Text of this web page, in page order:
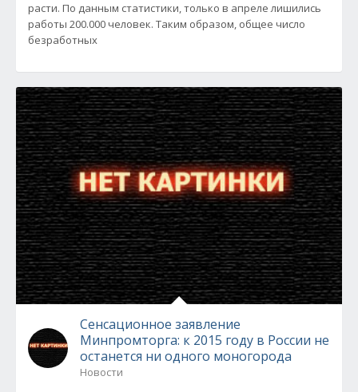
расти. По данным статистики, только в апреле лишились
работы 200.000 человек. Таким образом, общее число
безработных
Сенсационное заявление
Минпромторга: к 2015 году в России не
останется ни одного моногорода
Новости